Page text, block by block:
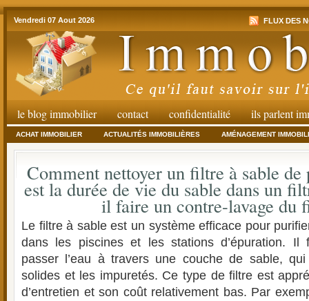
Vendredi 07 Aout 2026 FLUX DES
le blog immobilier contact confidentialité ils parlent
ACHAT IMMOBILIER ACTUALITÉS IMMOBILIÈRES AMÉNAGEMENT
Comment nettoyer un filtre à sable de
est la durée de vie du sable dans un
il faire un contre-lavage du
Le filtre à sable est un système efficace pour
dans les piscines et les stations d’épuration. Il
passer l’eau à travers une couche de sable,
solides et les impuretés. Ce type de filtre est
d’entretien et son coût relativement bas. Par